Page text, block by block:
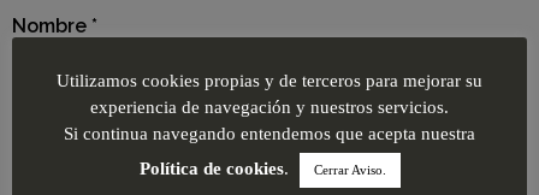
Nombre *
Correo electrónico*
Utilizamos cookies propias y de terceros para mejorar su
experiencia de navegación y nuestros servicios.
Si continua navegando entendemos que acepta nuestra
Política de cookies. Cerrar Aviso.